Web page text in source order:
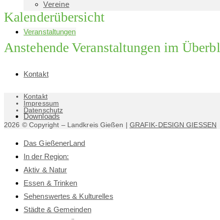
Vereine
Veranstaltungen
Kontakt
Downloads
Kalenderübersicht
Anstehende Veranstaltungen im
Kontakt
Impressum
Datenschutz
2026 © Copyright – Landkreis Gießen | GRAFIK-DESIGN GIESSEN
Das GießenerLand
In der Region:
Aktiv & Natur
Essen & Trinken
Sehenswertes & Kulturelles
Städte & Gemeinden